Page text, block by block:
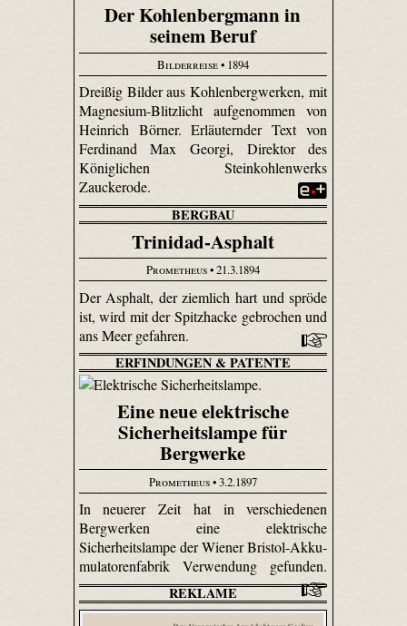
Der Kohlenbergmann in
seinem Beruf
Bilderreise• 1894
Dreißig Bilder aus Kohlenbergwerken, mit
Magnesium-Blitzlicht aufgenommen von
Heinrich Börner. Erläuternder Text von
Ferdinand Max Georgi, Direktor des
Königlichen Steinkohlenwerks
Zauckerode.
BERGBAU
Trinidad-Asphalt
Prometheus• 21.3.1894
Der Asphalt, der ziemlich hart und spröde
ist, wird mit der Spitzhacke gebrochen und
ans Meer gefahren.
ERFINDUNGEN & PATENTE
Eine neue elektrische
Sicherheitslampe für
Bergwerke
Prometheus• 3.2.1897
In neuerer Zeit hat in verschiedenen
Bergwerken eine elektrische
Sicherheitslampe der Wiener Bristol-Akku­
mulatoren­fabrik Verwendung gefunden.
REKLAME